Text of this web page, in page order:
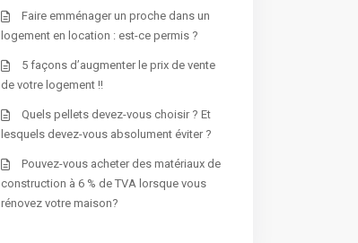
Faire emménager un proche dans un
logement en location : est-ce permis ?
5 façons d’augmenter le prix de vente
de votre logement !!
Quels pellets devez-vous choisir ? Et
lesquels devez-vous absolument éviter ?
Pouvez-vous acheter des matériaux de
construction à 6 % de TVA lorsque vous
rénovez votre maison?